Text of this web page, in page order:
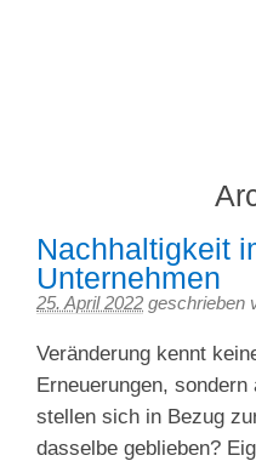
Nachhaltigkeit
Unternehmen
25. April 2022 geschrieben
Veränderung kennt
Erneuerungen,
stellen sich in Bezug
dasselbe geblieben?